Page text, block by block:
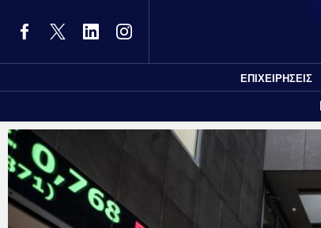
ΕΠΙΧΕΙΡΗΣΕΙΣ